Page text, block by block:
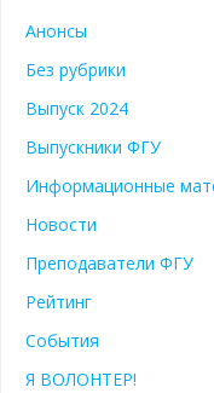
Анонсы
Без рубрики
Выпуск 2024
Выпускники ФГУ
Информационные
Новости
Преподаватели ФГУ
Рейтинг
События
Я ВОЛОНТЕР!